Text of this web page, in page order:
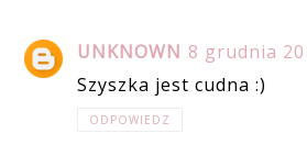
UNKNOWN 8 grudnia
Szyszka jest cudna :)
ODPOWIEDZ